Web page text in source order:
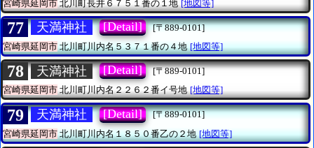
宮崎県延岡市 北川町長井６７５１番の１地 [地図等]
77 天満神社 [Detail]
[〒889-0101]
宮崎県延岡市北川町川内名５３７１番の４地 [地図等]
78 天満神社 [Detail]
[〒889-0101]
宮崎県延岡市北川町川内名２２６２番イ号地 [地図等]
79 天満神社 [Detail]
[〒889-0101]
宮崎県延岡市北川町川内名１８５０番乙の２地 [地図等]